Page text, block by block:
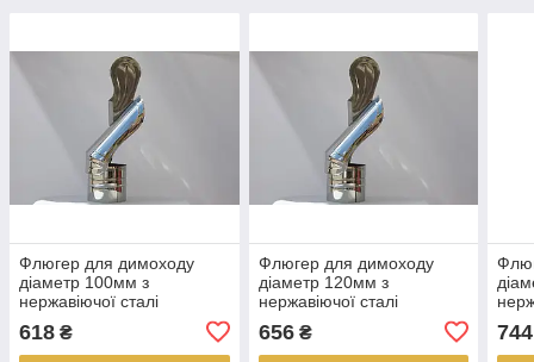
Флюгер для димоходу
діаметр 100мм з
нержавіючої сталі
618 ₴
Флюгер для димоходу
діаметр 120мм з
нержавіючої сталі
656₴ 744